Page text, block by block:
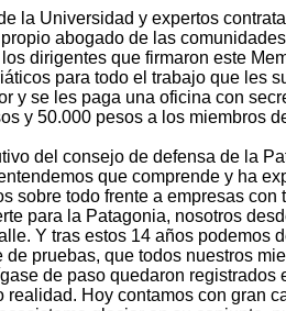
la Universidad y expertos
abogado de las
dirigentes que firmaron este
para todo el trabajo que les
y se les paga una oficina con
y 50.000 pesos a los miembros
del consejo de defensa de la
que comprende y ha
sobre todo frente a empresas
para la Patagonia, nosotros
Y tras estos 14 años podemos
de pruebas, que todos nuestros
de paso quedaron
realidad. Hoy contamos con gran